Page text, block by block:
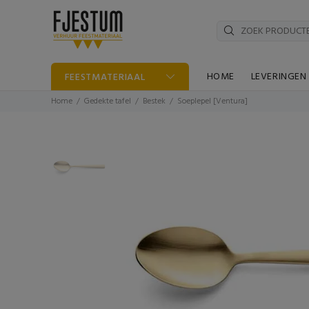
FEESTMATERIAAL HOME LEVERINGEN
Home Gedekte tafel Bestek Soeplepel [Ventura]